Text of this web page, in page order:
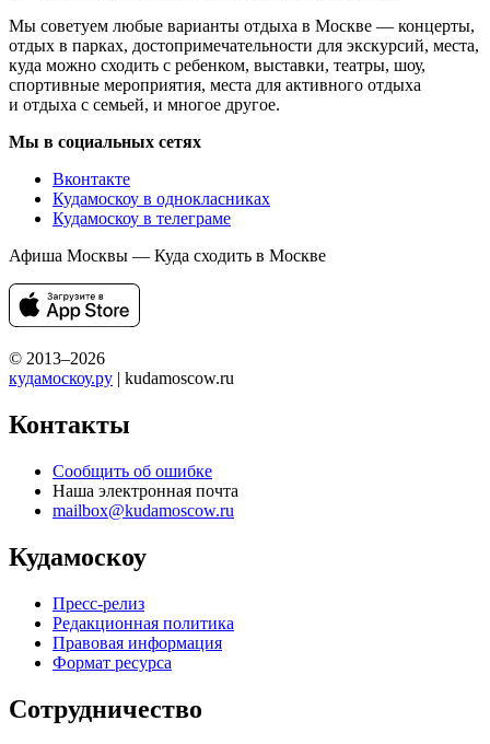
Мы советуем любые варианты отдыха в Москве — концерты,
отдых в парках, достопримечательности для экскурсий, места,
куда можно сходить с ребенком, выставки, театры, шоу,
спортивные мероприятия, места для активного отдыха
и отдыха с семьей, и многое другое.
Мы в социальных сетях
Вконтакте
Кудамоскоу в однокласниках
Кудамоскоу в телеграме
Афиша Москвы — Куда сходить в Москве
© 2013–2026
кудамоскоу.ру | kudamoscow.ru
Контакты
Сообщить об ошибке
Наша электронная почта
mailbox@kudamoscow.ru
Кудамоскоу
Пресс-релиз
Редакционная политика
Правовая информация
Формат ресурса
Сотрудничество